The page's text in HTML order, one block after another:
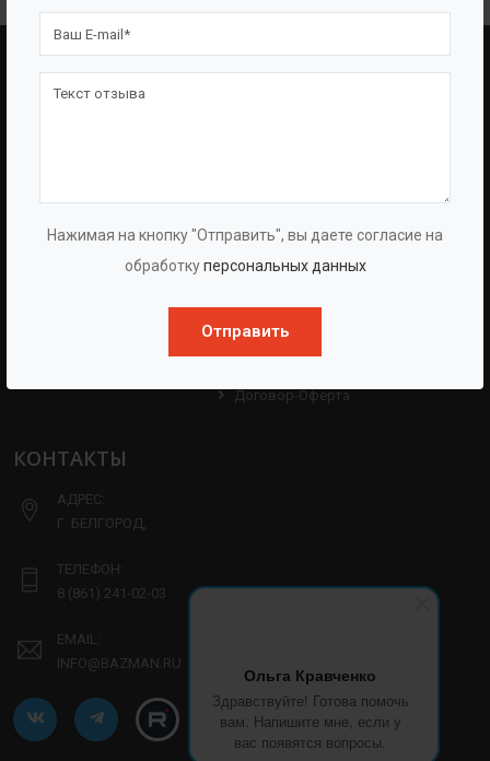
Нажимая на кнопку "Отправить", вы даете согласие на
обработкуперсональных данных
Отправить
Ольга Кравченко
Здравствуйте! Готова помочь
вам. Напишите мне, если у
вас появятся вопросы.
BAZMAN
Испытаний
ПОЛЕЗНЫЕ ССЫЛКИ
Опросные Листы
Техническая Информация
Договор-Оферта
КОНТАКТЫ
АДРЕС:
Г. БЕЛГОРОД,
ТЕЛЕФОН:
8 (861) 241-02-03
EMAIL:
INFO@BAZMAN.RU